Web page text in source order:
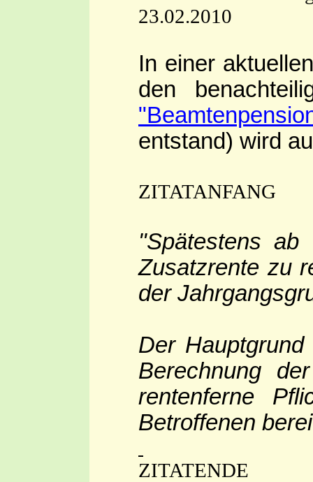
23.02.2010
In einer
den
entstand) wird
ZITATANFANG
"Spätestens
Zusatzrente zu
der
Der
Berechnung
rentenferne
Betroffenen
ZITATENDE